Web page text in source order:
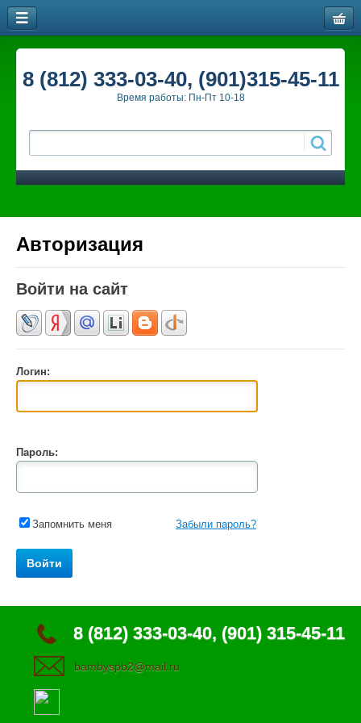
8 (812) 333-03-40, (901)315-45-11
Время работы: Пн-Пт 10-18
Авторизация
Войти на сайт
Логин:
Пароль:
Запомнить меня Забыли пароль?
8 (812) 333-03-40, (901) 315-45-11
bambyspb2@mail.ru